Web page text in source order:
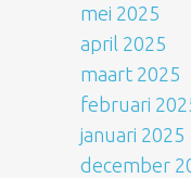
mei 2025
april 2025
maart 2025
februari
januari 2025
december